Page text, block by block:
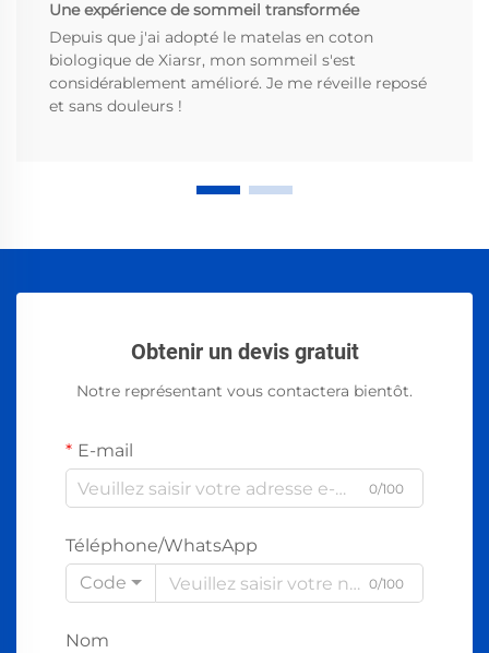
Une expérience de sommeil transformée
Depuis que j'ai adopté le matelas en coton
biologique de Xiarsr, mon sommeil s'est
considérablement amélioré. Je me réveille reposé
et sans douleurs !
Obtenir un devis gratuit
Notre représentant vous contactera bientôt.
E-mail
0/100
Téléphone/WhatsApp
Code
0/100
Nom